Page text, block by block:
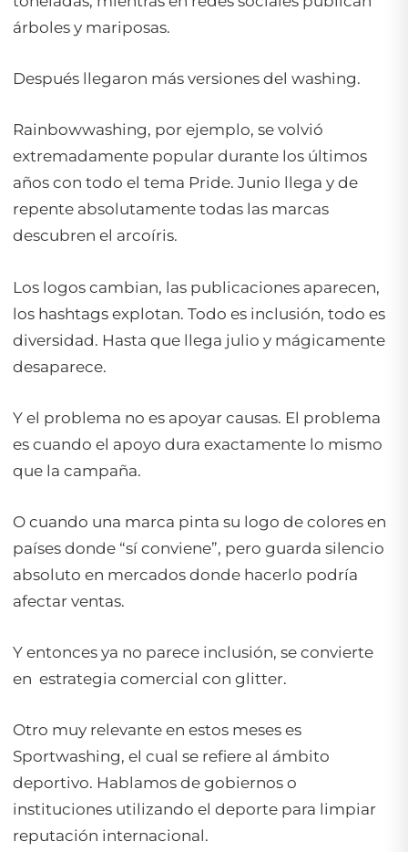
árboles y mariposas.
Después llegaron más versiones del washing.
Rainbowwashing, por ejemplo, se volvió
extremadamente popular durante los últimos
años con todo el tema Pride. Junio llega y de
repente absolutamente todas las marcas
descubren el arcoíris.
Los logos cambian, las publicaciones aparecen,
los hashtags explotan. Todo es inclusión, todo es
diversidad. Hasta que llega julio y mágicamente
desaparece.
Y el problema no es apoyar causas. El problema
es cuando el apoyo dura exactamente lo mismo
que la campaña.
O cuando una marca pinta su logo de colores en
países donde “sí conviene”, pero guarda silencio
absoluto en mercados donde hacerlo podría
afectar ventas.
Y entonces ya no parece inclusión, se convierte
en estrategia comercial con glitter.
Otro muy relevante en estos meses es
Sportwashing, el cual se refiere al ámbito
deportivo. Hablamos de gobiernos o
instituciones utilizando el deporte para limpiar
reputación internacional.